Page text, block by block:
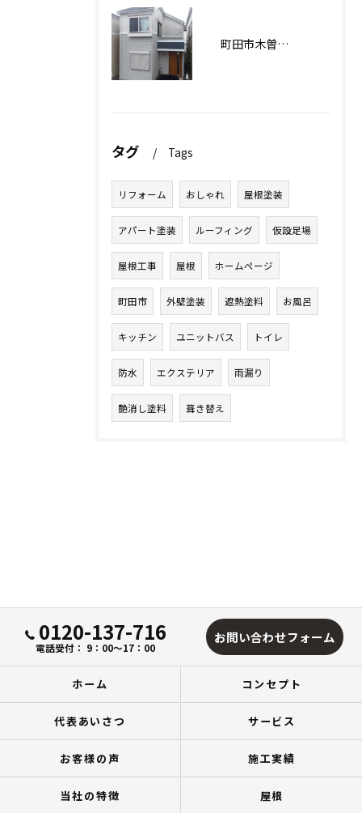
町田市木曽西Ｉ様邸 外壁塗装工事
タグ Tags
リフォーム おしゃれ 屋根塗装
アパート塗装 ルーフィング 仮設足場
屋根工事 屋根 ホームページ
町田市 外壁塗装 遮熱塗料 お風呂
キッチン ユニットバス トイレ
防水 エクステリア 雨漏り
艶消し塗料 葺き替え
0120-137-716
電話受付： 9：00～17：00
お問い合わせフォーム
ホーム コンセプト
代表あいさつ サービス
お客様の声 施工実績
当社の特徴 屋根